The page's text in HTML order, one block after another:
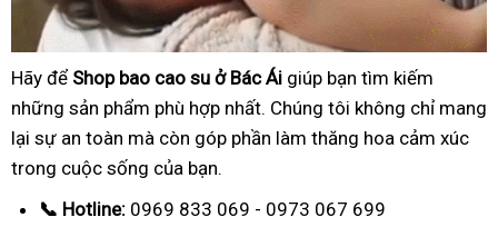
Hãy để Shop bao cao su ở Bác Ái giúp bạn tìm kiếm
những sản phẩm phù hợp nhất. Chúng tôi không chỉ mang
lại sự an toàn mà còn góp phần làm thăng hoa cảm xúc
trong cuộc sống của bạn.
📞 Hotline: 0969 833 069 - 0973 067 699